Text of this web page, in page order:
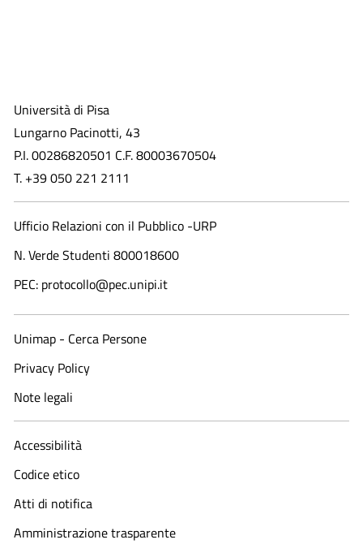
Università di Pisa
Lungarno Pacinotti, 43
P.I. 00286820501 C.F. 80003670504
T. +39 050 221 2111
Ufficio Relazioni con il Pubblico -URP
N. Verde Studenti 800018600​
PEC: protocollo@pec.unipi.it
Unimap - Cerca Persone
Privacy Policy
Note legali
Accessibilità
Codice etico
Atti di notifica
Amministrazione trasparente